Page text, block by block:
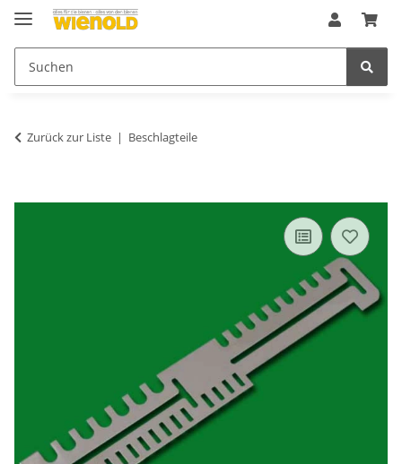
Zurück zur Liste Beschlagteile